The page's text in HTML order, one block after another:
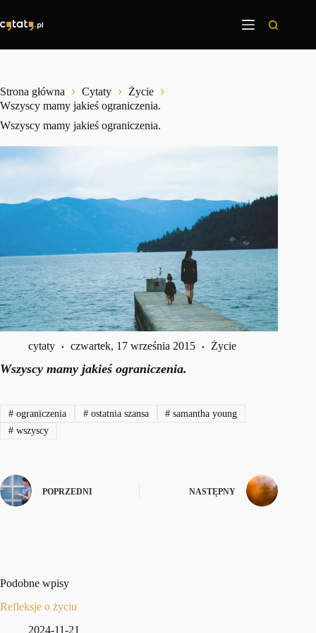
treści
Strona główna Cytaty
Życie
Wszyscy mamy jakieś ograniczenia.
Wszyscy mamy jakieś ograniczenia.
cytaty czwartek, 17 września 2015 Życie
Wszyscy mamy jakieś ograniczenia.
#ograniczenia #ostatnia szansa # samantha young
#wszyscy
POPRZEDNI NASTĘPNY
Podobne wpisy
Refleksje o życiu
2024-11-21